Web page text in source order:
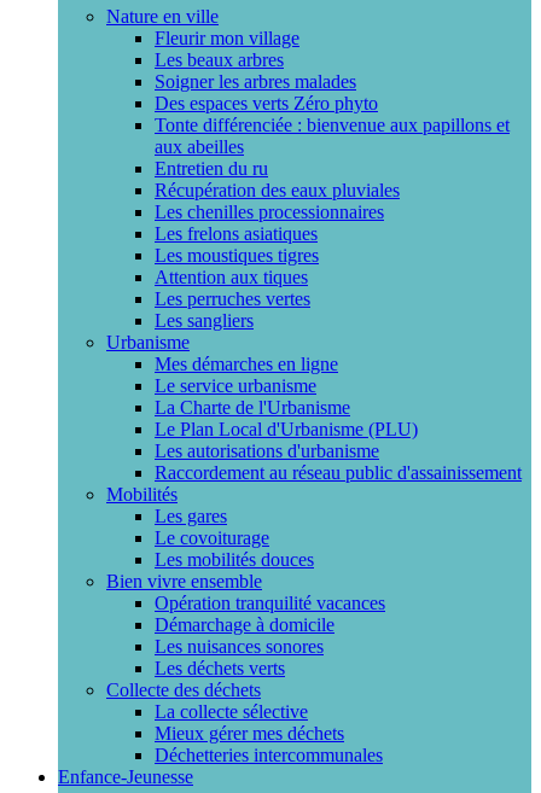
Nature en ville
Fleurir mon village
Les beaux arbres
Soigner les arbres malades
Des espaces verts Zéro phyto
Tonte différenciée : bienvenue aux papillons et
aux abeilles
Entretien du ru
Récupération des eaux pluviales
Les chenilles processionnaires
Les frelons asiatiques
Les moustiques tigres
Attention aux tiques
Les perruches vertes
Les sangliers
Urbanisme
Mes démarches en ligne
Le service urbanisme
La Charte de l'Urbanisme
Le Plan Local d'Urbanisme (PLU)
Les autorisations d'urbanisme
Raccordement au réseau public d'assainissement
Mobilités
Les gares
Le covoiturage
Les mobilités douces
Bien vivre ensemble
Opération tranquilité vacances
Démarchage à domicile
Les nuisances sonores
Les déchets verts
Collecte des déchets
La collecte sélective
Mieux gérer mes déchets
Déchetteries intercommunales
Enfance-Jeunesse